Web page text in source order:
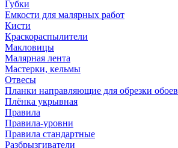
Губки
Емкости для малярных работ
Кисти
Краскораспылители
Макловицы
Малярная лента
Мастерки, кельмы
Отвесы
Планки направляющие для обрезки обоев
Плёнка укрывная
Правила
Правила-уровни
Правила стандартные
Разбрызгиватели